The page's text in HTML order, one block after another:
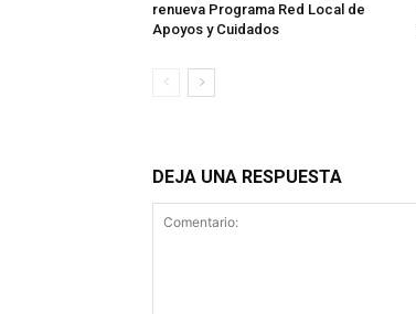
renueva Programa Red Local de
Apoyos y Cuidados
DEJA UNA RESPUESTA